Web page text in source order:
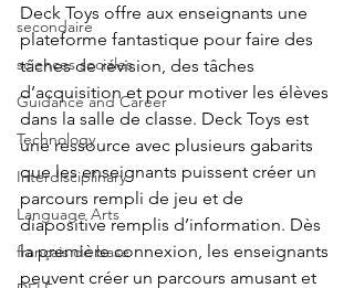
secondaire
sciences sociales
Guidance and Career
Technology
Interdisciplinary
Language Arts
français de base
Deck Toys offre aux enseignants une
plateforme fantastique pour faire des
tâches de révision, des tâches
d’acquisition et pour motiver les élèves
dans la salle de classe. Deck Toys est
une ressource avec plusieurs gabarits
que les enseignants puissent créer un
parcours rempli de jeu et de
diapositive remplis d’information. Dès
la première connexion, les enseignants
peuvent créer un parcours amusant et